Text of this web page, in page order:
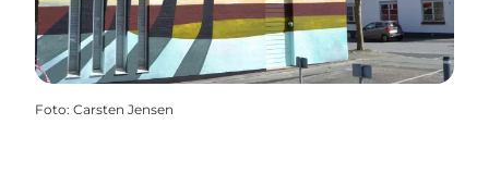
Foto: Carsten Jensen